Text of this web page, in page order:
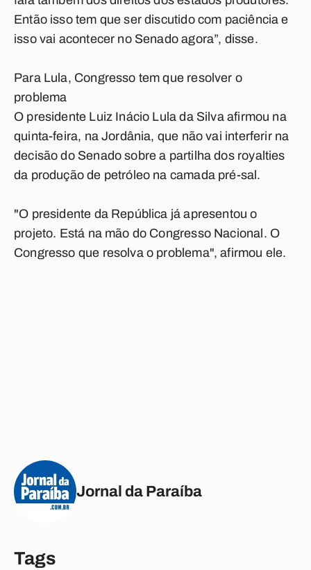
Então isso tem que ser discutido com paciência e
isso vai acontecer no Senado agora”, disse.
Para Lula, Congresso tem que resolver o
problema
O presidente Luiz Inácio Lula da Silva afirmou na
quinta-feira, na Jordânia, que não vai interferir na
decisão do Senado sobre a partilha dos royalties
da produção de petróleo na camada pré-sal.
"O presidente da República já apresentou o
projeto. Está na mão do Congresso Nacional. O
Congresso que resolva o problema", afirmou ele.
Jornal da Paraíba
Tags